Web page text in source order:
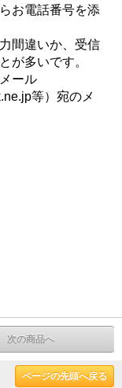
お電話番号を添
間違いか、受信
が多いです。
ール
等）宛のメ
次の商品へ
ページの先頭へ戻る